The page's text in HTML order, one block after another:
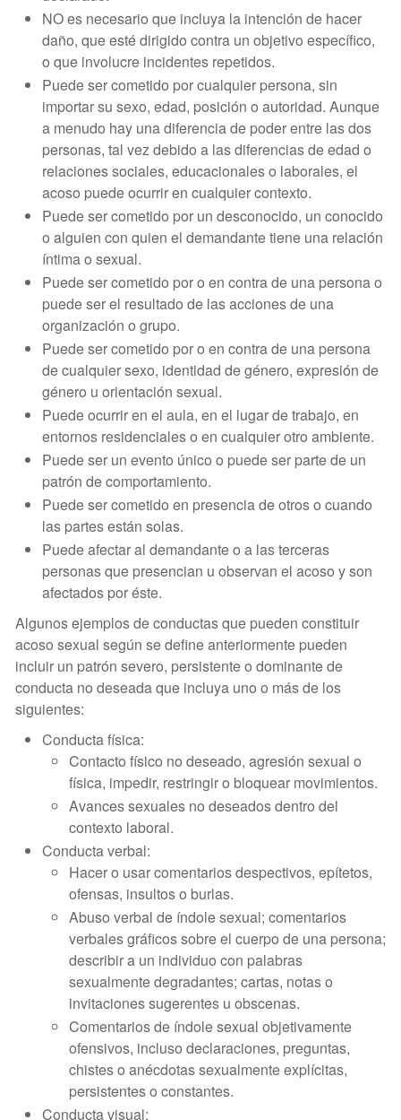
NO es necesario que incluya la intención de hacer
daño, que esté dirigido contra un objetivo específico,
o que involucre incidentes repetidos.
Puede ser cometido por cualquier persona, sin
importar su sexo, edad, posición o autoridad. Aunque
a menudo hay una diferencia de poder entre las dos
personas, tal vez debido a las diferencias de edad o
relaciones sociales, educacionales o laborales, el
acoso puede ocurrir en cualquier contexto.
Puede ser cometido por un desconocido, un conocido
o alguien con quien el demandante tiene una relación
íntima o sexual.
Puede ser cometido por o en contra de una persona o
puede ser el resultado de las acciones de una
organización o grupo.
Puede ser cometido por o en contra de una persona
de cualquier sexo, identidad de género, expresión de
género u orientación sexual.
Puede ocurrir en el aula, en el lugar de trabajo, en
entornos residenciales o en cualquier otro ambiente.
Puede ser un evento único o puede ser parte de un
patrón de comportamiento.
Puede ser cometido en presencia de otros o cuando
las partes están solas.
Puede afectar al demandante o a las terceras
personas que presencian u observan el acoso y son
afectados por éste.
Algunos ejemplos de conductas que pueden constituir
acoso sexual según se define anteriormente pueden
incluir un patrón severo, persistente o dominante de
conducta no deseada que incluya uno o más de los
siguientes:
Conducta física:
Contacto físico no deseado, agresión sexual o
física, impedir, restringir o bloquear movimientos.
Avances sexuales no deseados dentro del
contexto laboral.
Conducta verbal:
Hacer o usar comentarios despectivos, epítetos,
ofensas, insultos o burlas.
Abuso verbal de índole sexual; comentarios
verbales gráficos sobre el cuerpo de una persona;
describir a un individuo con palabras
sexualmente degradantes; cartas, notas o
invitaciones sugerentes u obscenas.
Comentarios de índole sexual objetivamente
ofensivos, incluso declaraciones, preguntas,
chistes o anécdotas sexualmente explícitas,
persistentes o constantes.
Conducta visual: